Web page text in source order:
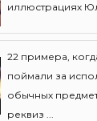
иллюстрациях
22 примера,
поймали за
обычных
реквиз ...